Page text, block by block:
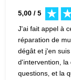
5,00 / 5
J'ai fait appel à
réparation de
dégât et j'en
d'intervention, la
questions, et la